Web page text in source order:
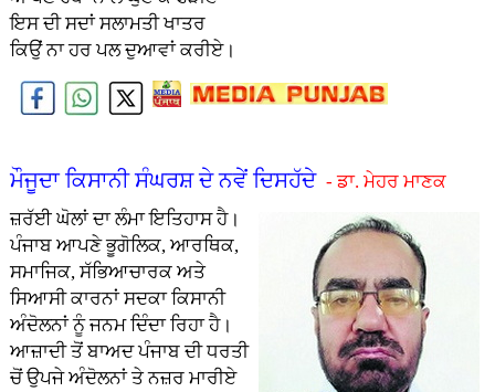
ਇਸ ਦੀ ਸਦਾਂ ਸਲਾਮਤੀ ਖਾਤਰ
ਕਿਉਂ ਨਾ ਹਰ ਪਲ ਦੁਆਵਾਂ ਕਰੀਏ।
ਮੌਜੂਦਾ ਕਿਸਾਨੀ ਸੰਘਰਸ਼ ਦੇ ਨਵੇਂ ਦਿਸਹੱਦੇ - ਡਾ. ਮੇਹਰ ਮਾਣਕ
ਜ਼ਰੱਈ ਘੋਲਾਂ ਦਾ ਲੰਮਾ ਇਤਿਹਾਸ ਹੈ।
ਪੰਜਾਬ ਆਪਣੇ ਭੂਗੋਲਿਕ, ਆਰਥਿਕ,
ਸਮਾਜਿਕ, ਸੱਭਿਆਚਾਰਕ ਅਤੇ
ਸਿਆਸੀ ਕਾਰਨਾਂ ਸਦਕਾ ਕਿਸਾਨੀ
ਅੰਦੋਲਨਾਂ ਨੂੰ ਜਨਮ ਦਿੰਦਾ ਰਿਹਾ ਹੈ।
ਆਜ਼ਾਦੀ ਤੋਂ ਬਾਅਦ ਪੰਜਾਬ ਦੀ ਧਰਤੀ
ਚੋਂ ਉਪਜੇ ਅੰਦੋਲਨਾਂ ਤੇ ਨਜ਼ਰ ਮਾਰੀਏ